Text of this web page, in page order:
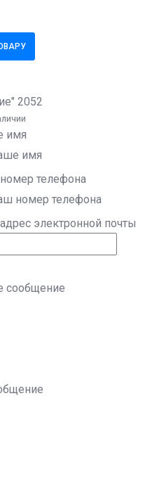
2052
имя
имя
телефона
номер телефона
электронной почты
сообщение